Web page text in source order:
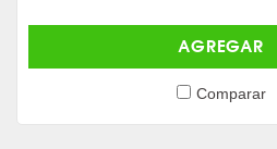
AGREGAR
Comparar